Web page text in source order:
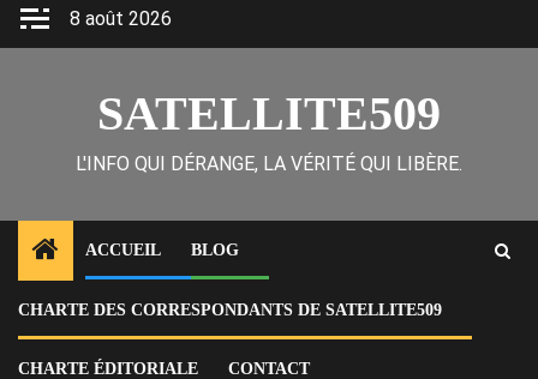
Skip
8 août 2026
SATELLITE509
L'INFO QUI DÉRANGE, LA VÉRITÉ QUI LIBÈRE.
ACCUEIL BLOG
CHARTE DES CORRESPONDANTS DE SATELLITE509
CHARTE ÉDITORIALE CONTACT
Home
Corruption
Haïti : Lancement d’un projet de restructuration de la chambre des
députés